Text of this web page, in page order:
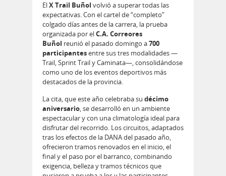
ElX Trail Buñol volvió a superar todas las
expectativas. Con el cartel de “completo”
colgado días antes de la carrera, la prueba
organizada por elC.A. Correores
Buñol reunió el pasado domingo a700
participantesentre sus tres modalidades —
Trail, Sprint Trail y Caminata—, consolidándose
como uno de los eventos deportivos más
destacados de la provincia.
La cita, que este año celebraba su décimo
aniversario, se desarrolló en un ambiente
espectacular y con una climatología ideal para
disfrutar del recorrido. Los circuitos, adaptados
tras los efectos de la DANA del pasado año,
ofrecieron tramos renovados en el inicio, el
final y el paso por el barranco, combinando
exigencia, belleza y tramos técnicos que